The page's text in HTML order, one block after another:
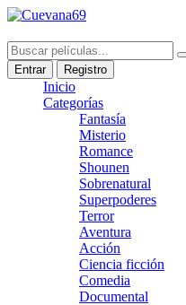
Entrar Registro
Inicio
Categorías
Fantasía
Misterio
Romance
Shounen
Sobrenatural
Superpoderes
Terror
Aventura
Acción
Ciencia ficción
Comedia
Documental